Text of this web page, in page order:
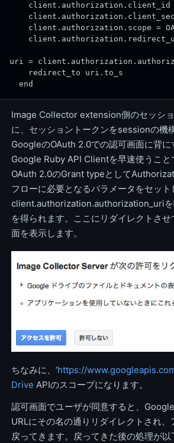
client.authorization.client_id
client.authorization.scope =
uri =
    redirect_to uri.to_s
  end
Image Collector extension側のセッシ
に、セッショントークンをsessionの機
GoogleのOAuth 2.0での認可画面に背に
Google Ruby API Clientを早速使うこと
OAuth 2.0のGrant typeとして
フローに必要となるパラメータをセット
client.authorization.authorization_uriを
を得られます。ここにリダイレクトさ
面を表示します。
ちなみに、‘https://
Drive APIのスコープになります。
認可画面でユーザが同意すると、
URLにその名の通りリダイレクトされ
戻ってきます。戻ってきた後の処理が以